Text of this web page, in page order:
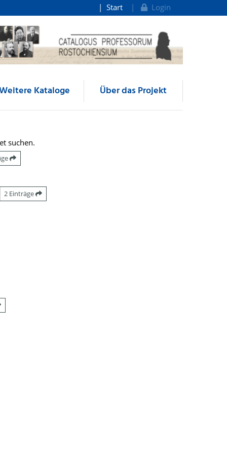
Start Login
Kataloge Über das Projekt
suchen.
2 Einträge